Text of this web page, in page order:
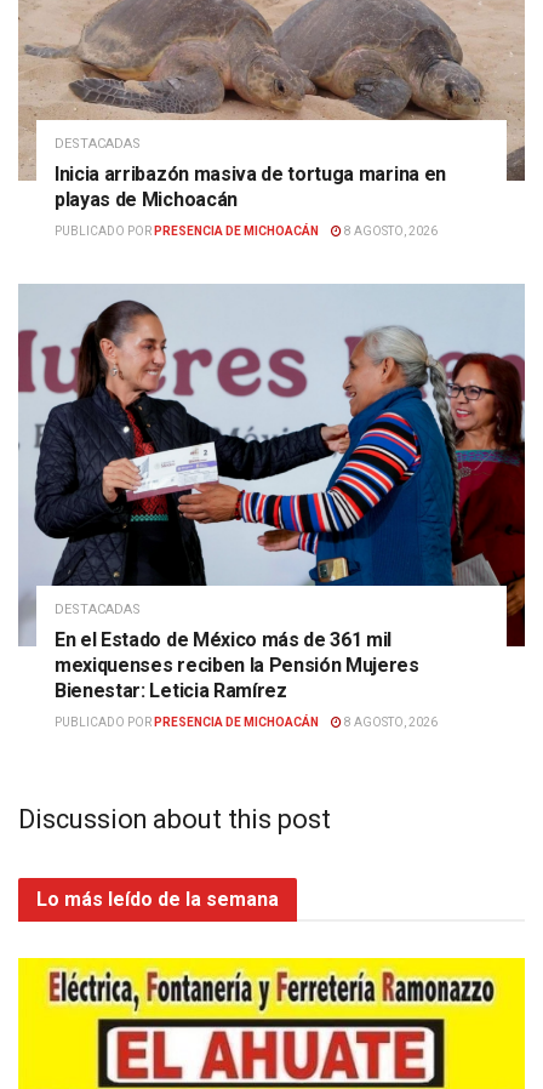
DESTACADAS
Inicia arribazón masiva de tortuga marina en
playas de Michoacán
PUBLICADO POR PRESENCIA DE MICHOACÁN 8 AGOSTO, 2026
DESTACADAS
En el Estado de México más de 361 mil
mexiquenses reciben la Pensión Mujeres
Bienestar: Leticia Ramírez
PUBLICADO POR PRESENCIA DE MICHOACÁN 8 AGOSTO, 2026
Discussion about this post
Lo más leído de la semana